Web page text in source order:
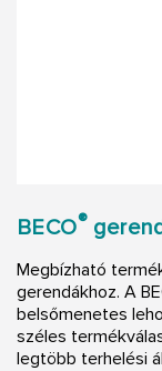
BECO®
Megbízható
gerendákhoz. A
belsőmenetes
széles
legtöbb terhelési